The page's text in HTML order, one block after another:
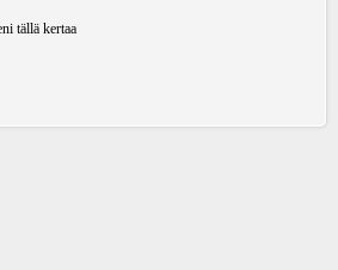
tällä kertaa